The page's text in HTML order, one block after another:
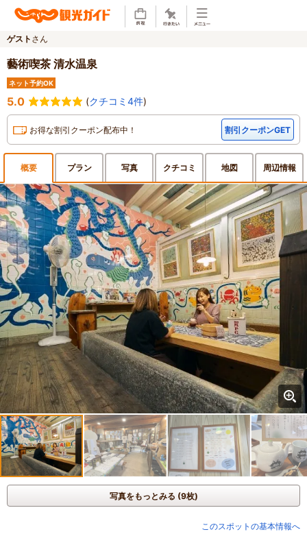
ゲスト さん
藝術喫茶 清水温泉
ネット予約OK
5.0 (クチコミ4件)
お得な割引クーポン配布中！ 割引クーポンGET
概要 プラン 写真 クチコミ 地図 周辺情報
写真をもっとみる (9枚)
このスポットの基本情報へ